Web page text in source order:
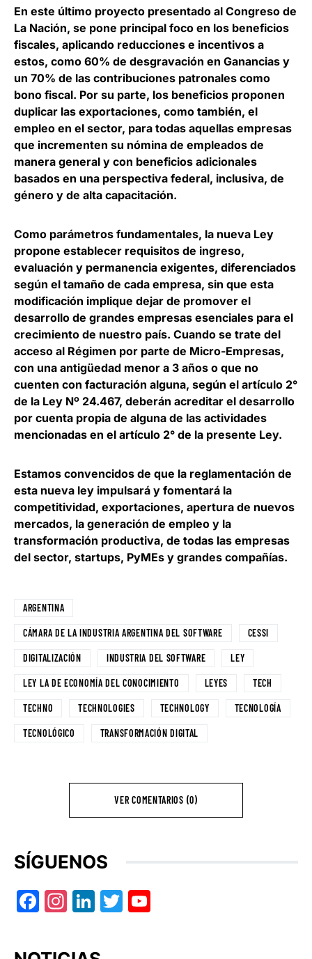
En este último proyecto presentado al Congreso de
La Nación, se pone principal foco en los beneficios
fiscales, aplicando reducciones e incentivos a
estos, como 60% de desgravación en Ganancias y
un 70% de las contribuciones patronales como
bono fiscal. Por su parte, los beneficios proponen
duplicar las exportaciones, como también, el
empleo en el sector, para todas aquellas empresas
que incrementen su nómina de empleados de
manera general y con beneficios adicionales
basados en una perspectiva federal, inclusiva, de
género y de alta capacitación.
Como parámetros fundamentales, la nueva Ley
propone establecer requisitos de ingreso,
evaluación y permanencia exigentes, diferenciados
según el tamaño de cada empresa, sin que esta
modificación implique dejar de promover el
desarrollo de grandes empresas esenciales para el
crecimiento de nuestro país. Cuando se trate del
acceso al Régimen por parte de Micro-Empresas,
con una antigüedad menor a 3 años o que no
cuenten con facturación alguna, según el artículo 2°
de la Ley Nº 24.467, deberán acreditar el desarrollo
por cuenta propia de alguna de las actividades
mencionadas en el artículo 2° de la presente Ley.
Estamos convencidos de que la reglamentación de
esta nueva ley impulsará y fomentará la
competitividad, exportaciones, apertura de nuevos
mercados, la generación de empleo y la
transformación productiva, de todas las empresas
del sector, startups, PyMEs y grandes compañías.
ARGENTINA
CÁMARA DE LA INDUSTRIA ARGENTINA DEL SOFTWARE CESSI
DIGITALIZACIÓN INDUSTRIA DEL SOFTWARE LEY
LEY LA DE ECONOMÍA DEL CONOCIMIENTO LEYES TECH
TECHNO TECHNOLOGIES TECHNOLOGY TECNOLOGÍA
TECNOLÓGICO TRANSFORMACIÓN DIGITAL
VER COMENTARIOS (0)
SÍGUENOS
Facebook
Instagram
LinkedIn
Twitter